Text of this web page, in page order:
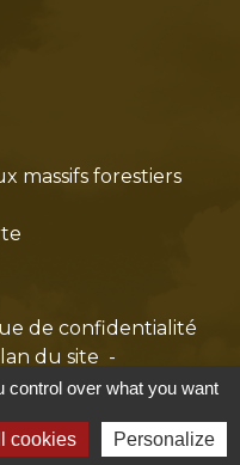
massifs forestiers
de confidentialité
du site -
Réseau des Communes
control over what you want
cookies Personalize